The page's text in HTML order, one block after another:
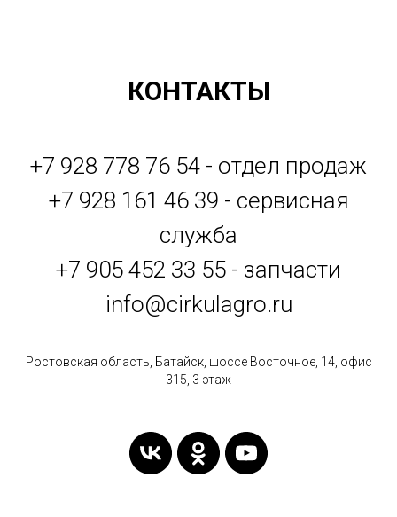
КОНТАКТЫ
+7 928 778 76 54 - отдел продаж
+7 928 161 46 39 - сервисная
служба
+7 905 452 33 55 - запчасти
info@cirkulagro.ru
Ростовская область, Батайск, шоссе Восточное, 14, офис
315, 3 этаж